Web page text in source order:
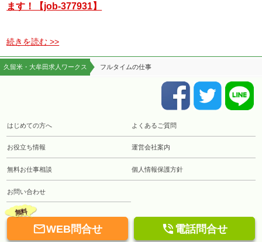
ます！【job-377931】
続きを読む >>
久留米・大牟田求人ワークス フルタイムの仕事
はじめての方へ よくあるご質問
お役立ち情報 運営会社案内
無料お仕事相談 個人情報保護方針
お問い合わせ
無料
WEB問合せ  電話問合せ